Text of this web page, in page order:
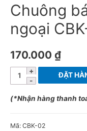
Chuông
ngoại
170.000 ₫
Chuông
báo
khách
ngoại
ĐẶT
(*Nhận hàng thanh
Mã: CBK-02